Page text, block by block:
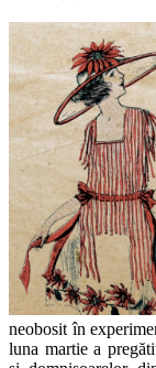
neobosit în
luna martie a